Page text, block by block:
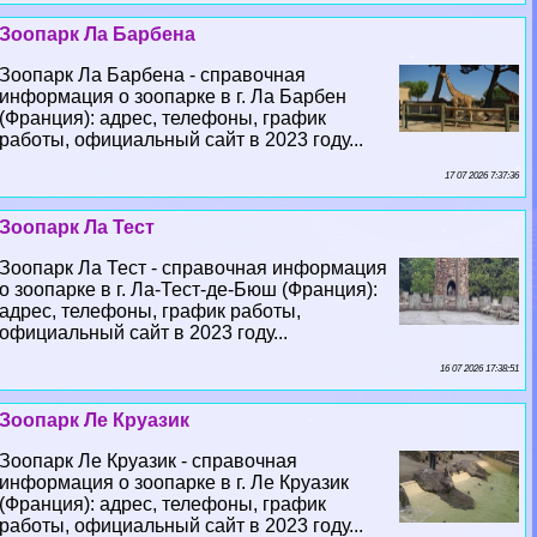
Зоопарк Ла Барбена
Зоопарк Ла Барбена - справочная
информация о зоопарке в г. Ла Барбен
(Франция): адрес, телефоны, график
работы, официальный сайт в 2023 году...
17 07 2026 7:37:36
Зоопарк Ла Тест
Зоопарк Ла Тест - справочная информация
о зоопарке в г. Ла-Тест-де-Бюш (Франция):
адрес, телефоны, график работы,
официальный сайт в 2023 году...
16 07 2026 17:38:51
Зоопарк Ле Круазик
Зоопарк Ле Круазик - справочная
информация о зоопарке в г. Ле Круазик
(Франция): адрес, телефоны, график
работы, официальный сайт в 2023 году...